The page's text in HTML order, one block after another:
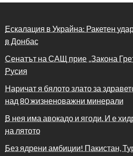
Ескалация в Украйна: Ракетен
в Донбас
Сенатът на САЩ прие „Закона
Русия
Наричат я бялото злато за
над 80 жизненоважни минерали
В нея има авокадо и ягоди. И е
на лятото
Без ядрени амбиции! Пакистан,